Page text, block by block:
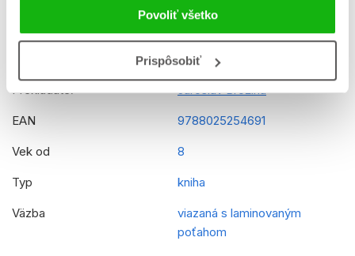
Povoliť všetko
PrispôsobiťMinecraft
Prekladateľ Jaroslav Brožina
EAN 9788025254691
Vek od 8
Typ kniha
Väzba
viazaná s laminovaným
poťahom